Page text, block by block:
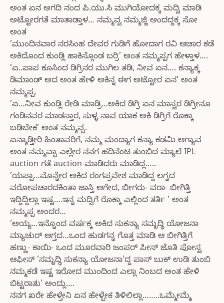
ಅಂತ ಏನ ಅಗದಿ ನಂದ ಪಿ.ಯು.ಸಿ ಮುಗಿಯೋದಕ್ಕ ಮದ್ವಿ ಮಾಡಿ
ಅಟ್ಟೋರಗತೆ ಮಾತಾಡ್ತಾಳ… ನಮ್ಮವ್ವ ನಮ್ಮಜ್ಜಿ ಅಂದದ್ದಕ್ಕ ಸೋ
ಅಂತ
’ಮುಂದಿನವಾರ ನರಸಿಂಹ ದೇವರ ಗುಡಿಗೆ ಹೋದಾಗ ರವಿ ಆಚಾರ ಕಡೆ
ಅಕಿದೊಂದ ಕುಂಡ್ಲಿ ಹಾಕಿಸ್ಗೊಂಡ ಬರ್ರಿ’ ಅಂತ ನಮ್ಮಪ್ಪಗ ಹೇಳ್ತಾಳ….
’ಏ..ಪಾಪ ಕೂಸಿಂದ ಡಿಗ್ರಿನರ ಮುಗಿಲ ತಡಿ, ನೀವ ಏನ…. ಕನ್ಯಾಕ್ಕ
ಡಿಮಾಂಡ್ ಅದ ಅಂತ ಹೇಳಿ ಅಕಿನ್ನ ಈಗ ಅಟ್ಟೋರ ಏನ’ ಅಂತ
ನಮ್ಮಪ್ಪ.
’ಏ…ನೀವ ಕುಂಡ್ಲಿ ರೇಡಿ ಮಾಡ್ರಿ…ಅಕಿದ ಡಿಗ್ರಿ ಏನ ಮಾಸ್ಟರ ಡಿಗ್ರೀನೂ
ಗಂಡಿನವರ ಮಾಡಸ್ತಾರ, ಸುಳ್ಳ ನಾವ ಯಾಕ ಅಕಿ ಡಿಗ್ರಿಗೆ ರೊಕ್ಕಾ
ಬಡಿಬೇಕ’ ಅಂತ ನಮ್ಮವ್ವ.
ಏನ್ಮಾಡ್ತೀರಿ ಹಿಂತಾವರಿಗೆ, ನಮ್ಮ ಮಂದ್ಯಾಗ ಕನ್ಯಾ ಕಡಮಿ ಆಗ್ಯಾವ
ಅಂತ ನಮ್ಮವ್ವಾ ಎಲ್ಲೇರ ನನಗ ಹದಿನೆಂಟ ತುಂಬಿದ ಮ್ಯಾಲೆ IPL
auction ಗತೆ auction ಮಾಡಿದರು ಮಾಡಿದ್ಲ…..
’ಯಪ್ಪಾ…ಮೊನ್ನೇರ ಅಕಿದ ರಂಗಪ್ರವೇಶ ಮಾಡಿದ್ದ ಲಗ್ನದ
ವರೋಪಚಾರದಕಿಂತಾ ಜಾಸ್ತಿ ಆಗೇದ, ಬೀಗರು- ವರಾ- ಬೀಗಿತ್ತಿ
ಇದ್ದಿದ್ದಿಲ್ಲಾ ಇಷ್ಟ….ಇನ್ನ ಮದ್ವಿಗೆ ರೊಕ್ಕಾ ಎಲ್ಲಿಂದ ತರ್ತಿ ’ ಅಂತ
ನಮ್ಮಪ್ಪ ಅಂದರ…
’ಅಯ್ಯ…ಇನ್ನೊಂದ ವರ್ಷಕ್ಕ ಅಕಿದ ಸುಕನ್ಯಾ ಸಮೃದ್ಧಿ ಯೋಜನಾ
ಮ್ಯಾಚುರ್ ಆಗ್ತದ…ಒಂದ ಹುಡಗನ್ನ ಗೊತ್ತ ಮಾಡಿ ಆ ಬೀಗಿತ್ತಿಗೆ
ಹಣ್ಣು- ಕಾಯಿ- ಒಂದ ಮೂರವಾರಿ ಜಂಪರ್ ಪೀಸ್ ಜೊತಿ ಪೋಸ್ಟ
ಆಫೀಸ್ ’ಸಮೃದ್ಧಿ ಸುಕನ್ಯಾ ಯೋಜನಾ’ದ್ದ ಪಾಸ್ ಬುಕ್ ಉಡಿ ತುಂಬಿ
ನಮ್ಮಕಡೆ ಇಷ್ಟ ಇರೋದ ಮುಂದಿಂದ ಎಲ್ಲಾ ನಿಂಬದ ಅಂತ ಹೇಳಿ
ಬಿಟ್ಟರಾತು’ ಅಂದ್ಲು….
ನನಗ ಖರೇ ಹೇಳ್ತೇನಿ ಏನ ಹೇಳ್ಬೇಕ ತಿಳಿಲಿಲ್ಲಾ……..ಒಮ್ಮೇಮ್ಮೆ